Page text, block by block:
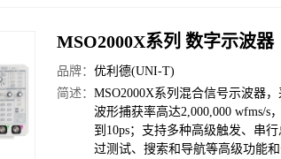
MSO2000X系列 数字示波器
品牌： 优利德(UNI-T)
简述： MSO2000X系列混合信号示波器
波形捕获率高达2,000,000 wfms/
到10ps；支持多种高级触发、串
过测试、搜索和导航等高级功能